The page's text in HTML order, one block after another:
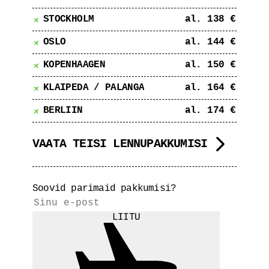
STOCKHOLM al. 138 €
OSLO al. 144 €
KOPENHAAGEN al. 150 €
KLAIPEDA / PALANGA al. 164 €
BERLIIN al. 174 €
VAATA TEISI LENNUPAKKUMISI
Soovid parimaid pakkumisi?
LIITU